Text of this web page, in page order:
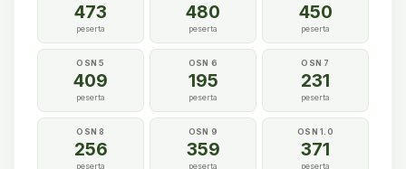
473
peserta
480
peserta
450
peserta
OSN 5
409
peserta
OSN 6
195
peserta
OSN 7
231
peserta
OSN 8
256
peserta
OSN 9
359
peserta
OSN 1.0
371
peserta